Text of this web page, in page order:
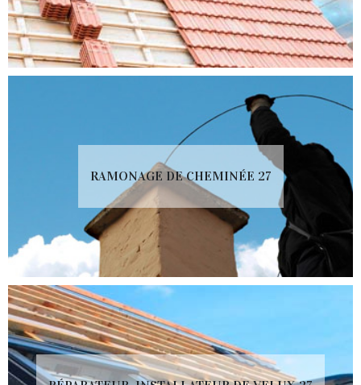
RAMONAGE DE CHEMINÉE 27